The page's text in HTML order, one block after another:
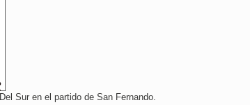
Sur en el partido de San Fernando.